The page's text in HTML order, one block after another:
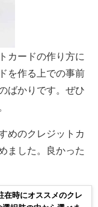
カードの作り方に
を作る上での事前
ばかりです。ぜひ
めのクレジットカ
ました。良かった
在時にオススメのクレ